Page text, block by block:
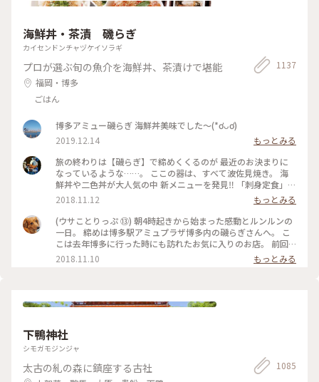
ども教えていただきました〜😍 Webショップでも買えます
⤵︎ ︎下のスポットから ことりっぷさんの記事がご覧になれます
よ😊 * #花を愉しむ #ことりっぷ京都 #京都 #和紙 #彩り文様香
#包み香 #和詩倶楽部 #わしくらぶ #お土産 #おみやげ #おみや
げ図鑑 #お香 #白檀 #和紙 #こもりっぷ仙台 #カメラ #カメラ初
心者🔰 #fumitubu
海鮮丼・茶漬 磯らぎ
カイセンドンチャヅケイソラギ
プロが選ぶ旬の魚介を海鮮丼、茶漬けで堪能
福岡・博多
ごはん
1137
博多アミュー磯らぎ 海鮮丼美味でした〜(*ơᴗơ)
2019.12.14
もっとみる
旅の終わりは【磯らぎ】で締めくくるのが 最近のお決まりに
なっているような……。 ここの器は、すべて波佐見焼き。 海
鮮丼や二色丼が大人気の中 新メニューを発見‼️ 「刺身定食」と
一般的に使われる名前ですが、運ばれてきたものを見ると
✨✨✨ お洒落な感じでテンションUP⤴️⤴️ 新鮮なお刺身を、特
製ゴマだれや、甘口九州醤油、辛口関東醤油で食べたり、ごは
んに乗っけてあご出汁をかけたり……。 大好きなユーザーさん
と…… 別れづらいせいか、おしゃべりしながら時間をかけて少
しずつ少しずついただきました。 定食で出されたお茶碗、湯
呑み、お箸、ゴマだれ、ゴボウ茶など購入することができま
2018.11.12
もっとみる
(ウサことりっぷ ⑬) 朝4時起きから始まった感動とルンルンの
一日。 締めは博多駅アミュプラザ博多内の磯らぎさんへ。 こ
こは去年博多に行った時にも訪れたお気に入りのお店。 前回
はユーザーさんの投稿を見て行ったのですが、今回はその投稿
者ご本人とご一緒させて頂きました☺️ 混んでいたので窓際で
8種の盛り合わせを、まずはそのまま薬味やタレで楽しみ。。
出してくれるごぼう茶もgooです。 2日間ずっとドライバー、
ガイドをしてくださったnaonaoaromaさん。 久留米から博多
まで、一緒に夕飯を食べる為に来てくれました。 感謝、感謝
の楽しかった2日間もあっという間に過ぎ このあとは涙のお別
2018.11.10 もっとみる
下鴨神社
シモガモジンジャ
太古の糺の森に鎮座する古社 1085